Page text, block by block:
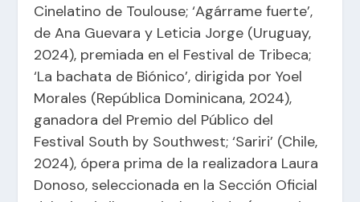
Cinelatino de Toulouse; ‘Agárrame fuerte’,
de Ana Guevara y Leticia Jorge (Uruguay,
2024), premiada en el Festival de Tribeca;
‘La bachata de Biónico’, dirigida por Yoel
Morales (República Dominicana, 2024),
ganadora del Premio del Público del
Festival South by Southwest; ‘Sariri’ (Chile,
2024), ópera prima de la realizadora Laura
Donoso, seleccionada en la Sección Oficial